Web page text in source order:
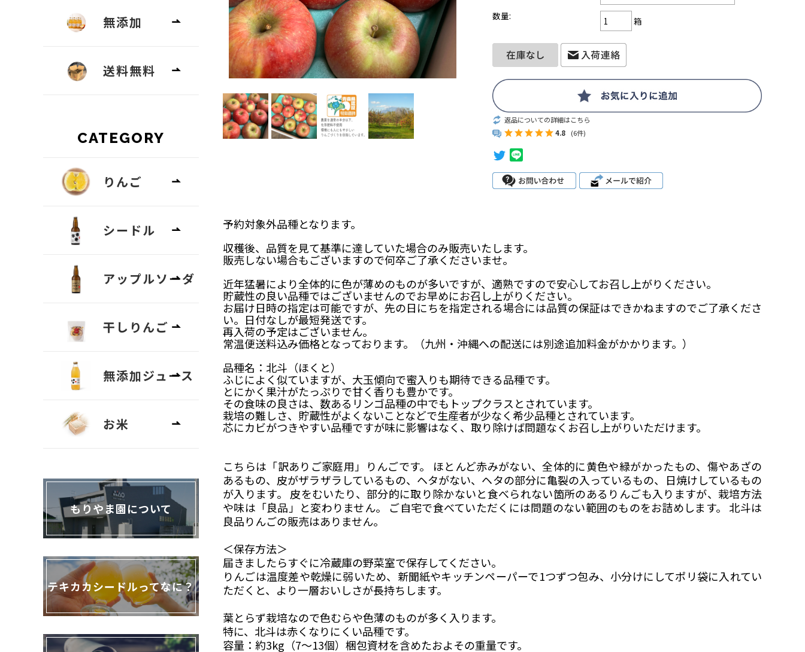
数量: 箱
返品についての詳細はこちら
4.8
(6件)
予約対象外品種となります。
収穫後、品質を見て基準に達していた場合のみ販売いたします。
販売しない場合もございますので何卒ご了承くださいませ。
近年猛暑により全体的に色が薄めのものが多いですが、適熟ですので安心してお召し上がりください。
貯蔵性の良い品種ではございませんのでお早めにお召し上がりください。
お届け日時の指定は可能ですが、先の日にちを指定される場合には品質の保証はできかねますのでご了承くださ
い。日付なしが最短発送です。
再入荷の予定はございません。
常温便送料込み価格となっております。（九州・沖縄への配送には別途追加料金がかかります。）
品種名：北斗（ほくと）
ふじによく似ていますが、大玉傾向で蜜入りも期待できる品種です。
とにかく果汁がたっぷりで甘く香りも豊かです。
その食味の良さは、数あるリンゴ品種の中でもトップクラスとされています。
栽培の難しさ、貯蔵性がよくないことなどで生産者が少なく希少品種とされています。
芯にカビがつきやすい品種ですが味に影響はなく、取り除けば問題なくお召し上がりいただけます。
こちらは「訳ありご家庭用」りんごです。 ほとんど赤みがない、全体的に黄色や緑がかったもの、傷やあざの
あるもの、皮がザラザラしているもの、ヘタがない、ヘタの部分に亀裂の入っているもの、日焼けしているもの
が入ります。 皮をむいたり、部分的に取り除かないと食べられない箇所のあるりんごも入りますが、栽培方法
や味は「良品」と変わりません。 ご自宅で食べていただくには問題のない範囲のものをお詰めします。 北斗は
良品りんごの販売はありません。
＜保存方法＞
届きましたらすぐに冷蔵庫の野菜室で保存してください。
りんごは温度差や乾燥に弱いため、新聞紙やキッチンペーパーで1つずつ包み、小分けにしてポリ袋に入れてい
ただくと、より一層おいしさが長持ちします。
葉とらず栽培なので色むらや色薄のものが多く入ります。
特に、北斗は赤くなりにくい品種です。
容量：約3kg（7〜13個）梱包資材を含めたおよその重量です。
無添加
送料無料
CATEGORY
りんご
シードル
アップルソーダ
干しりんご
無添加ジュース
お米
もりやま園について
テキカカシードルってなに？